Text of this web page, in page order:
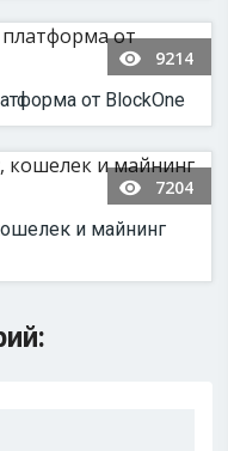
9214
от BlockOne
7204
и майнинг